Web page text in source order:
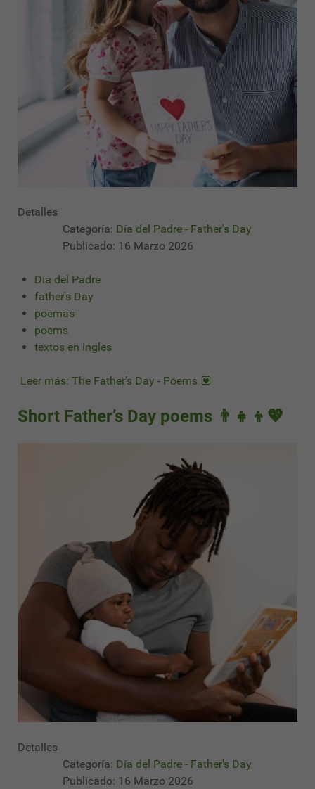
Detalles
Categoría: Día del Padre - Father's Day
Publicado: 16 Marzo 2026
Día del Padre
father's Day
poemas
poems
textos en ingles
Leer más: The Father’s Day - Poems 💟
Short Father’s Day poems 👨‍👧‍👦💖
Detalles
Categoría: Día del Padre - Father's Day
Publicado: 16 Marzo 2026